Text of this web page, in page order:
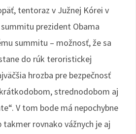
tentoraz v Južnej Kórei v
prezident Obama
summitu – možnosť, že sa
do rúk teroristickej
hrozba pre bezpečnosť
strednodobom aj
V tom bode má nepochybne
takmer rovnako vážnych je aj